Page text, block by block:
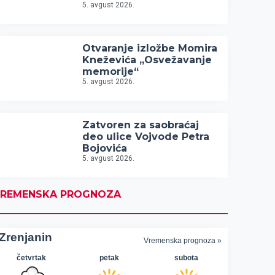
5. avgust 2026.
Otvaranje izložbe Momira
Kneževića „Osvežavanje
memorije“
5. avgust 2026.
Zatvoren za saobraćaj
deo ulice Vojvode Petra
Bojovića
5. avgust 2026.
PROGNOZA